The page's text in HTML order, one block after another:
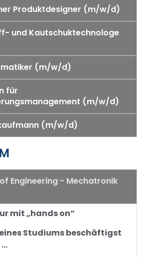
Produktdesigner (m/w/d)
und Kautschuktechnologe
(m/w/d)
für
(m/w/d)
(m/w/d)
Engineering - Mechatronik
mit „hands on“
Studiums beschäftigst
…